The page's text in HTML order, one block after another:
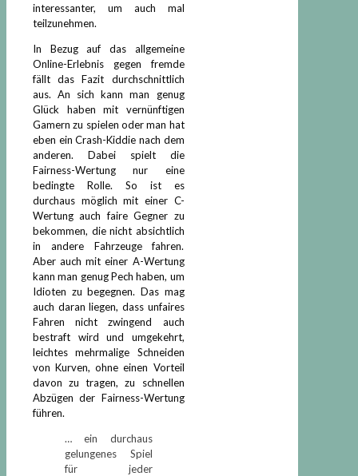
interessanter, um auch mal
teilzunehmen.
In Bezug auf das allgemeine
Online-Erlebnis gegen fremde
fällt das Fazit durchschnittlich
aus. An sich kann man genug
Glück haben mit vernünftigen
Gamern zu spielen oder man hat
eben ein Crash-Kiddie nach dem
anderen. Dabei spielt die
Fairness-Wertung nur eine
bedingte Rolle. So ist es
durchaus möglich mit einer C-
Wertung auch faire Gegner zu
bekommen, die nicht absichtlich
in andere Fahrzeuge fahren.
Aber auch mit einer A-Wertung
kann man genug Pech haben, um
Idioten zu begegnen. Das mag
auch daran liegen, dass unfaires
Fahren nicht zwingend auch
bestraft wird und umgekehrt,
leichtes mehrmalige Schneiden
von Kurven, ohne einen Vorteil
davon zu tragen, zu schnellen
Abzügen der Fairness-Wertung
führen.
… ein durchaus
gelungenes Spiel
für jeder